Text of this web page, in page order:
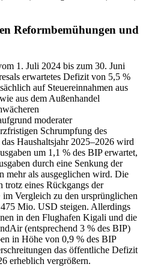
Reformbemühungen und
1. Juli 2024 bis zum 30. Juni
erwartetes Defizit von 5,5 %
auf Steuereinnahmen aus
aus dem Außenhandel
moderater
Schrumpfung des
Haushaltsjahr 2025–2026 wird
um 1,1 % des BIP erwartet,
durch eine Senkung der
mehr als ausgeglichen wird. Die
eines Rückgangs der
Vergleich zu den ursprünglichen
Mio. USD steigen. Allerdings
in den Flughafen Kigali und die
(entsprechend 3 % des BIP)
in Höhe von 0,9 % des BIP
das öffentliche Defizit
erheblich vergrößern.